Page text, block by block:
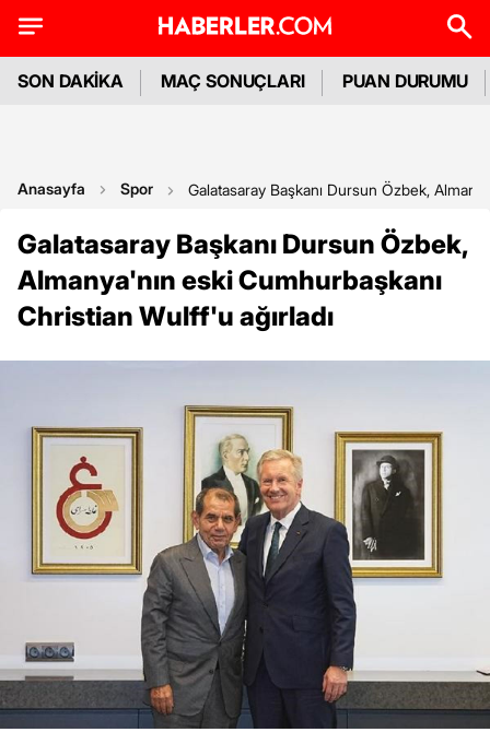
SON DAKİKA MAÇ SONUÇLARI PUAN DURUMU
Anasayfa Spor Galatasaray Başkanı Dursun Özbek,
Galatasaray Başkanı Dursun Özbek,
Almanya'nın eski Cumhurbaşkanı
Christian Wulff'u ağırladı